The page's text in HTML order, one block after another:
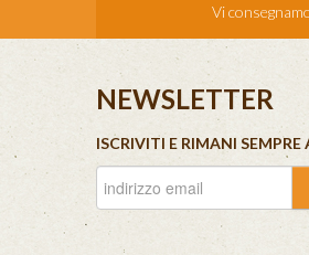
Vi
NEWSLETTER
ISCRIVITI E RIMANI